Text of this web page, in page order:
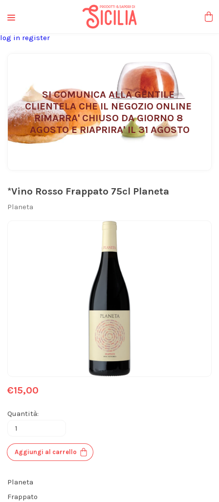
liquori tipici
log in register
SI COMUNICA ALLA GENTILE
CLIENTELA CHE IL NEGOZIO ONLINE
RIMARRA' CHIUSO DA GIORNO 8
AGOSTO E RIAPRIRA' IL 31 AGOSTO
*Vino Rosso Frappato 75cl Planeta
Planeta
€15,00
Quantità:
Aggiungi al carrello
Planeta
Frappato